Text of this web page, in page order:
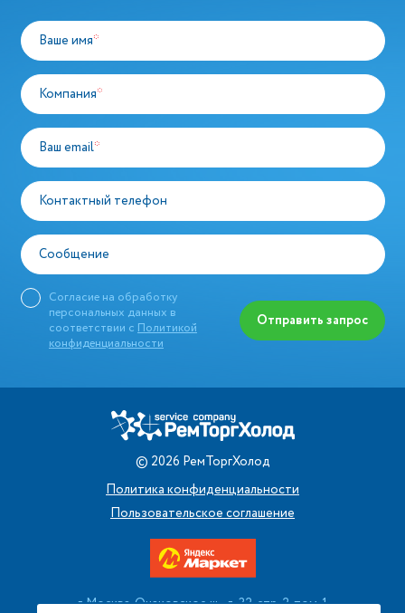
Ваше имя*
Компания*
Ваш email*
Контактный телефон
Сообщение
Согласие на обработку
персональных данных в
соответствии с Политикой
конфиденциальности
Отправить запрос
© 2026 РемТоргХолод
Политика конфиденциальности
Пользовательское соглашение
г. Москва, Очаковское ш., д. 32, стр. 2, пом. 1